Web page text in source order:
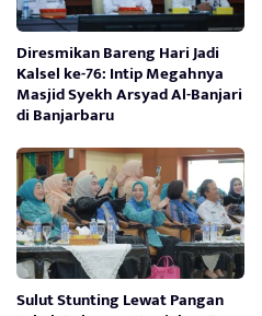
Diresmikan Bareng Hari Jadi
Kalsel ke-76: Intip Megahnya
Masjid Syekh Arsyad Al-Banjari
di Banjarbaru
Sulut Stunting Lewat Pangan